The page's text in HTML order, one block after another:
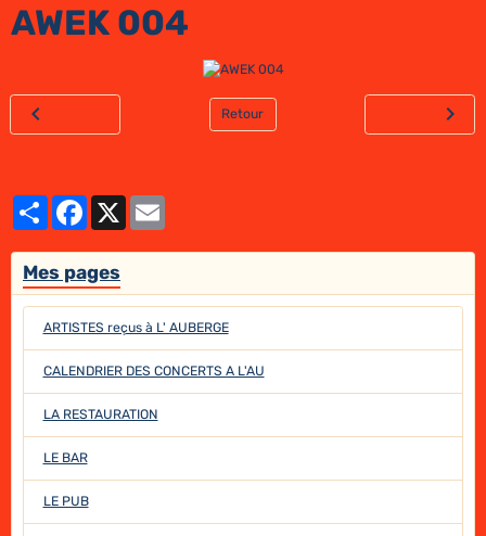
AWEK 004
Retour
PartagerFacebook
X
Mes pages
ARTISTES reçus à L' AUBERGE
CALENDRIER DES CONCERTS A L'AU
LA RESTAURATION
LE BAR
LE PUB